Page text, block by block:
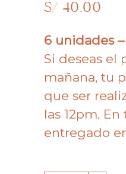
S/ 40.00
6 unidades
Si deseas el
mañana, tu
que ser
las 12pm.
entregado